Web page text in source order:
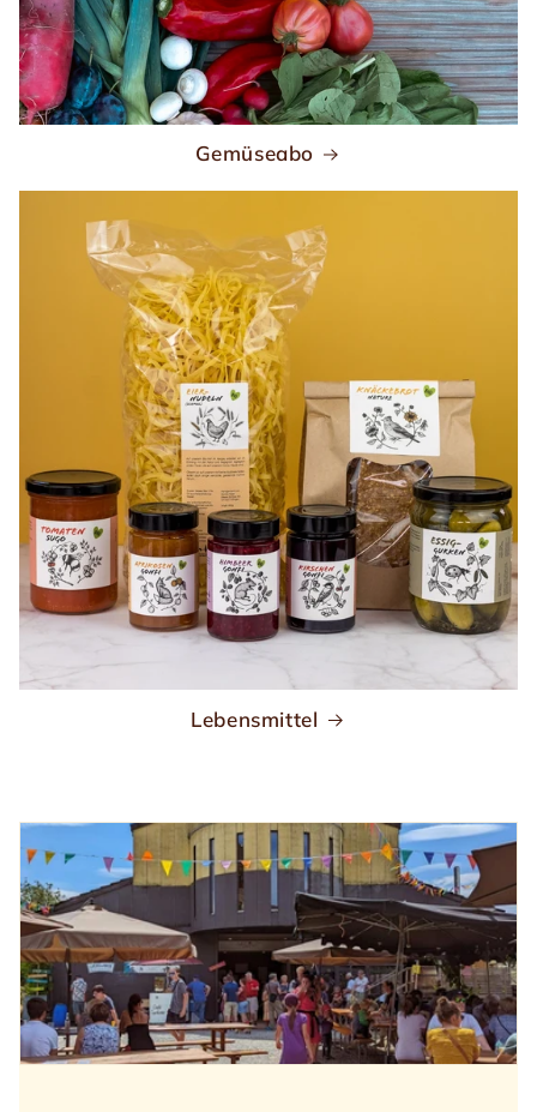
Gemüseabo
Lebensmittel